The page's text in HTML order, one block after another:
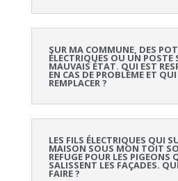
SUR MA COMMUNE, DES
ÉLECTRIQUES OU UN POSTE
MAUVAIS ÉTAT. QUI EST
EN CAS DE PROBLÈME ET
REMPLACER ?
LES FILS ÉLECTRIQUES QUI
MAISON SOUS MON TOIT
REFUGE POUR LES PIGEONS
SALISSENT LES FAÇADES.
FAIRE ?